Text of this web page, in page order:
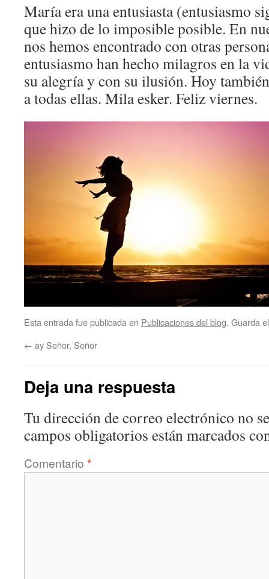
María era una entusiasta (entusiasmo
que hizo de lo imposible posible. En
nos hemos encontrado con otras
entusiasmo han hecho milagros en la
su alegría y con su ilusión. Hoy
a todas ellas. Mila esker. Feliz viernes.
Esta entrada fue publicada en Publicaciones del blog. Guarda
← ay Señor, Señor
Deja una respuesta
Tu dirección de correo electrónico no
campos obligatorios están marcados
Comentario *